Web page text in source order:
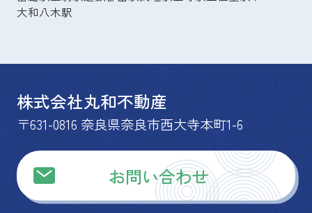
大和八木駅
株式会社丸和不動産
〒631-0816 奈良県奈良市西大寺本町1-6
お問い合わせ